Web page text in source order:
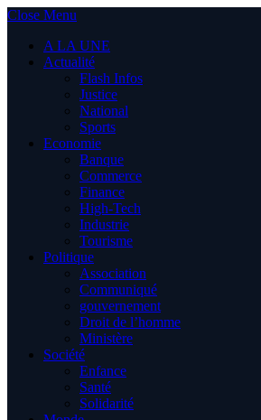
Close Menu
A LA UNE
Actualité
Flash Infos
Justice
National
Sports
Economie
Banque
Commerce
Finance
High-Tech
Industrie
Tourisme
Politique
Association
Communiqué
gouvernement
Droit de l’homme
Ministère
Société
Enfance
Santé
Solidarité